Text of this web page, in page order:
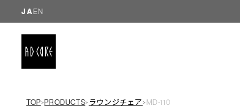
EN
JA
TOP＞PRODUCTS＞ ラウンジチェア＞ MD-110